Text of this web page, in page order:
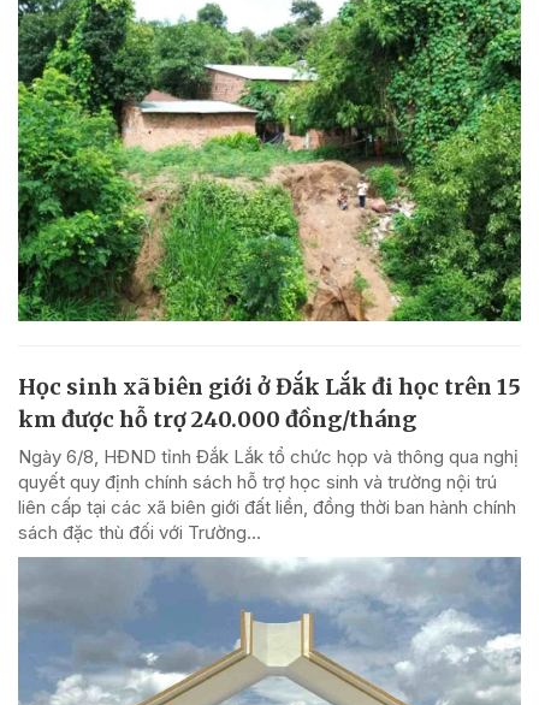
Học sinh xã biên giới ở Đắk Lắk đi học trên 15
km được hỗ trợ 240.000 đồng/tháng
Ngày 6/8, HĐND tỉnh Đắk Lắk tổ chức họp và thông qua nghị
quyết quy định chính sách hỗ trợ học sinh và trường nội trú
liên cấp tại các xã biên giới đất liền, đồng thời ban hành chính
sách đặc thù đối với Trường...